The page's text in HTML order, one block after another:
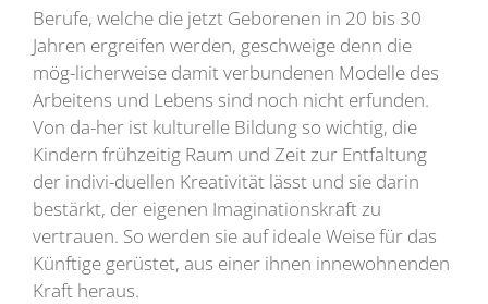
Berufe, welche die jetzt Geborenen in 20 bis 30
Jahren ergreifen werden, geschweige denn die
mög-licherweise damit verbundenen Modelle des
Arbeitens und Lebens sind noch nicht erfunden.
Von da-her ist kulturelle Bildung so wichtig, die
Kindern frühzeitig Raum und Zeit zur Entfaltung
der indivi-duellen Kreativität lässt und sie darin
bestärkt, der eigenen Imaginationskraft zu
vertrauen. So werden sie auf ideale Weise für das
Künftige gerüstet, aus einer ihnen innewohnenden
Kraft heraus.